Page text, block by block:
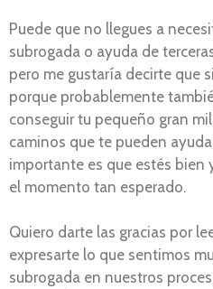
Puede que no llegues a
subrogada o ayuda de
pero me gustaría decirte que
porque probablemente
conseguir tu pequeño gran
caminos que te pueden
importante es que estés bien
el momento tan esperado.
Quiero darte las gracias por
expresarte lo que sentimos
subrogada en nuestros